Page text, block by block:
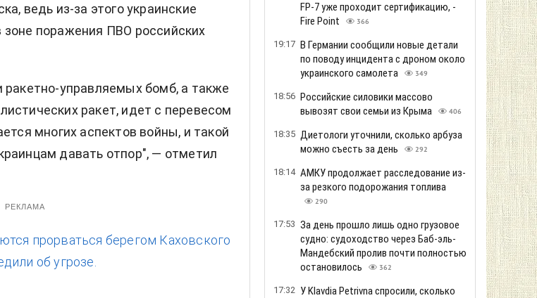
ведь из-за этого украинские
поражения ПВО российских
управляемых бомб, а также
ракет, идет с перевесом
многих аспектов войны, и такой
давать отпор", — отметил
РЕКЛАМА
прорваться берегом Каховского
об угрозе.
FP-7 уже проходит сертификацию, -
Fire Point
366
19:17 В Германии сообщили новые детали
по поводу инцидента с дроном около
украинского самолета
349
18:56 Российские силовики массово
вывозят свои семьи из Крыма
406
18:35 Диетологи уточнили, сколько арбуза
можно съесть за день
292
18:14 АМКУ продолжает расследование из-
за резкого подорожания топлива
290
17:53 За день прошло лишь одно грузовое
судно: судоходство через Баб-эль-
Мандебский пролив почти полностью
остановилось
362
17:32 У Klavdia Petrivna спросили, сколько